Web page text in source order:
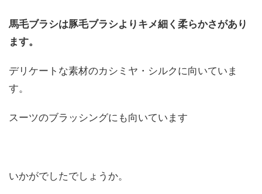
馬毛ブラシは豚毛ブラシよりキメ細く柔らかさがあり
ます。
デリケートな素材のカシミヤ・シルクに向いていま
す。
スーツのブラッシングにも向いています
いかがでしたでしょうか。